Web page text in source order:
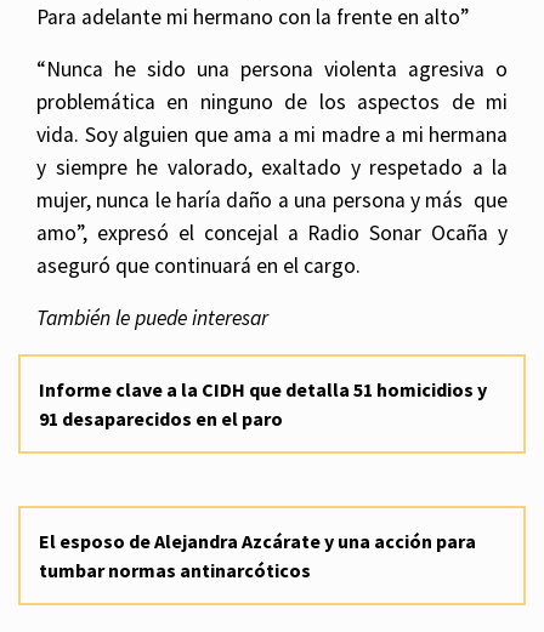
Para adelante mi hermano con la frente en alto”
“Nunca he sido una persona violenta agresiva o
problemática en ninguno de los aspectos de mi
vida. Soy alguien que ama a mi madre a mi hermana
y siempre he valorado, exaltado y respetado a la
mujer, nunca le haría daño a una persona y más que
amo”, expresó el concejal a Radio Sonar Ocaña y
aseguró que continuará en el cargo.
También le puede interesar
Informe clave a la CIDH que detalla 51 homicidios y
91 desaparecidos en el paro
El esposo de Alejandra Azcárate y una acción para
tumbar normas antinarcóticos